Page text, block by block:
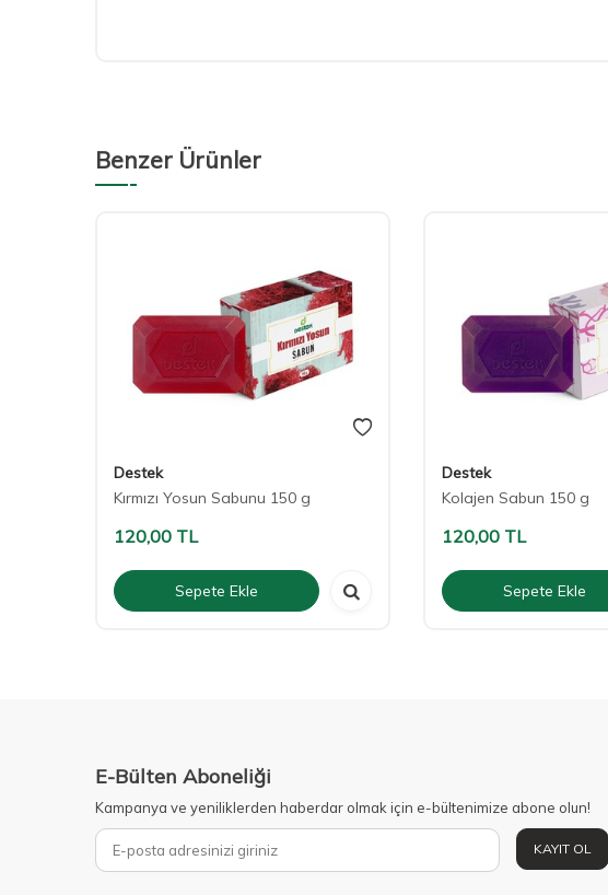
Benzer Ürünler
Destek
Kırmızı Yosun Sabunu 150 g
120,00 TL
Sepete Ekle
Destek
Kolajen Sabun 150 g
120,00 TL
Sepete Ekle
E-Bülten Aboneliği
Kampanya ve yeniliklerden haberdar olmak için e-bültenimize abone olun!
KAYIT OL